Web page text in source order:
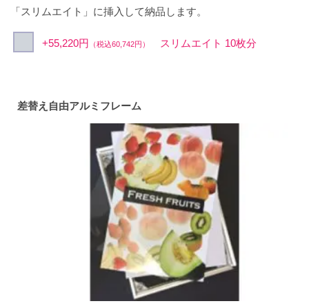
「スリムエイト」に挿入して納品します。
+55,220円 （税込60,742円） スリムエイト 10枚分
差替え自由アルミフレーム